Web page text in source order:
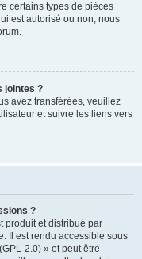
certains types de pièces
est autorisé ou non, nous
jointes ?
avez transférées, veuillez
et suivre les liens vers
?
produit et distribué par
Il est rendu accessible sous
2.0) » et peut être